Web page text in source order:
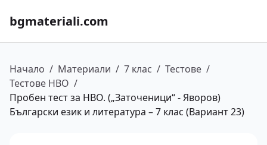
bgmateriali.com
Начало / Материали / 7 клас / Тестове /
Тестове НВО /
Пробен тест за НВО. („Заточеници“ - Яворов)
Български език и литература – 7 клас (Вариант 23)